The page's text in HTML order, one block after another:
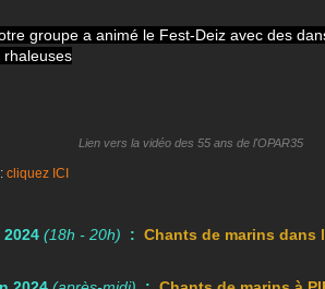
groupe a animé le Fest-Deiz avec des
rhaleuses
Lien vers la vidéo des 55 ans de l'OPAR35
: cliquez ICI
(18h - 20h) : Chants de marins dans